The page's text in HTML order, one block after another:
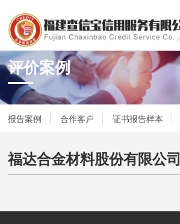
评价案例
报告案例 合作客户 证书报告样本
福达合金材料股份有限公司